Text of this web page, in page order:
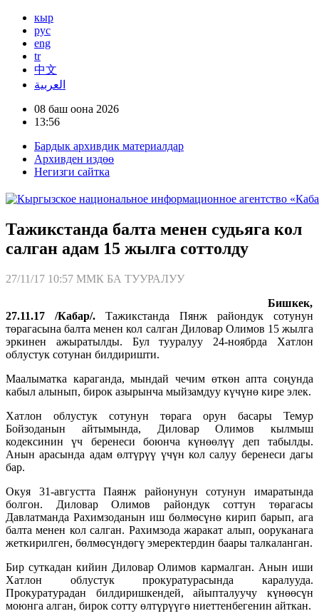
кыр
рус
eng
tr
中文
العربية
08 баш оона 2026
13:56
Бардык архивдик материалдар
Архивден издөө
Негизги сайтка
Тажикстанда балта менен судьяга кол
салган адам 15 жылга соттолду
27/11/17 10:57 ММК БА ТУУРАЛУУ
Бишкек,
27.11.17 /Кабар/. Тажикстанда Пянж райондук сотунун
төрагасына балта менен кол салган Диловар Олимов 15 жылга
эркинен ажыратылды. Бул тууралуу 24-ноябрда Хатлон
облустук сотунан билдиришти.
Маалыматка караганда, мындай чечим өткөн апта соңунда
кабыл алынып, бирок азырынча мыйзамдуу күчүнө кире элек.
Хатлон облустук сотунун төрага орун басары Темур
Бойзоданын айтымында, Диловар Олимов кылмыш
кодексинин үч беренеси боюнча күнөөлүү деп табылды.
Анын арасында адам өлтүрүү үчүн кол салуу беренеси дагы
бар.
Окуя 31-августта Паянж районунун сотунун имаратында
болгон. Диловар Олимов райондук соттун төрагасы
Давлатманда Рахимзоданын иш бөлмөсүнө кирип барып, ага
балта менен кол салган. Рахимзода жаракат алып, ооруканага
жеткирилген, бөлмөсүндөгү эмеректердин баары талкаланган.
Бир суткадан кийин Диловар Олимов кармалган. Анын иши
Хатлон облустук прокуратурасында каралууда.
Прокуратурадан билдиришкендей, айыпталуучу күнөөсүн
моюнга алган, бирок сотту өлтүрүүгө ниеттенбегенин айткан.